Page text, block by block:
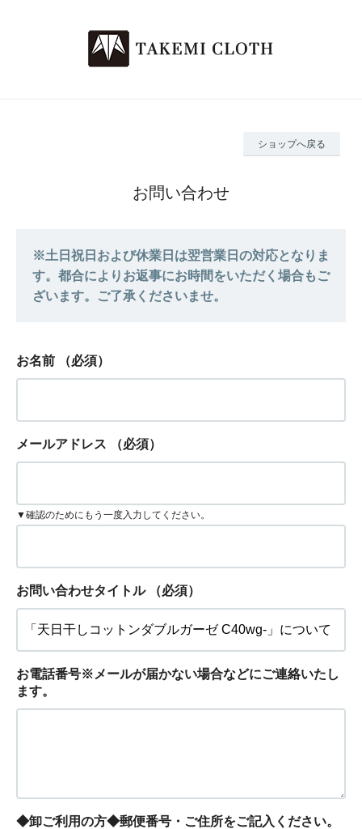
ショップへ戻る
お問い合わせ
※土日祝日および休業日は翌営業日の対応となりま
す。都合によりお返事にお時間をいただく場合もご
ざいます。ご了承くださいませ。
お名前 （必須）
メールアドレス （必須）
▼確認のためにもう一度入力してください。
お問い合わせタイトル （必須）
お電話番号※メールが届かない場合などにご連絡いたし
ます。
◆卸ご利用の方◆郵便番号・ご住所をご記入ください。